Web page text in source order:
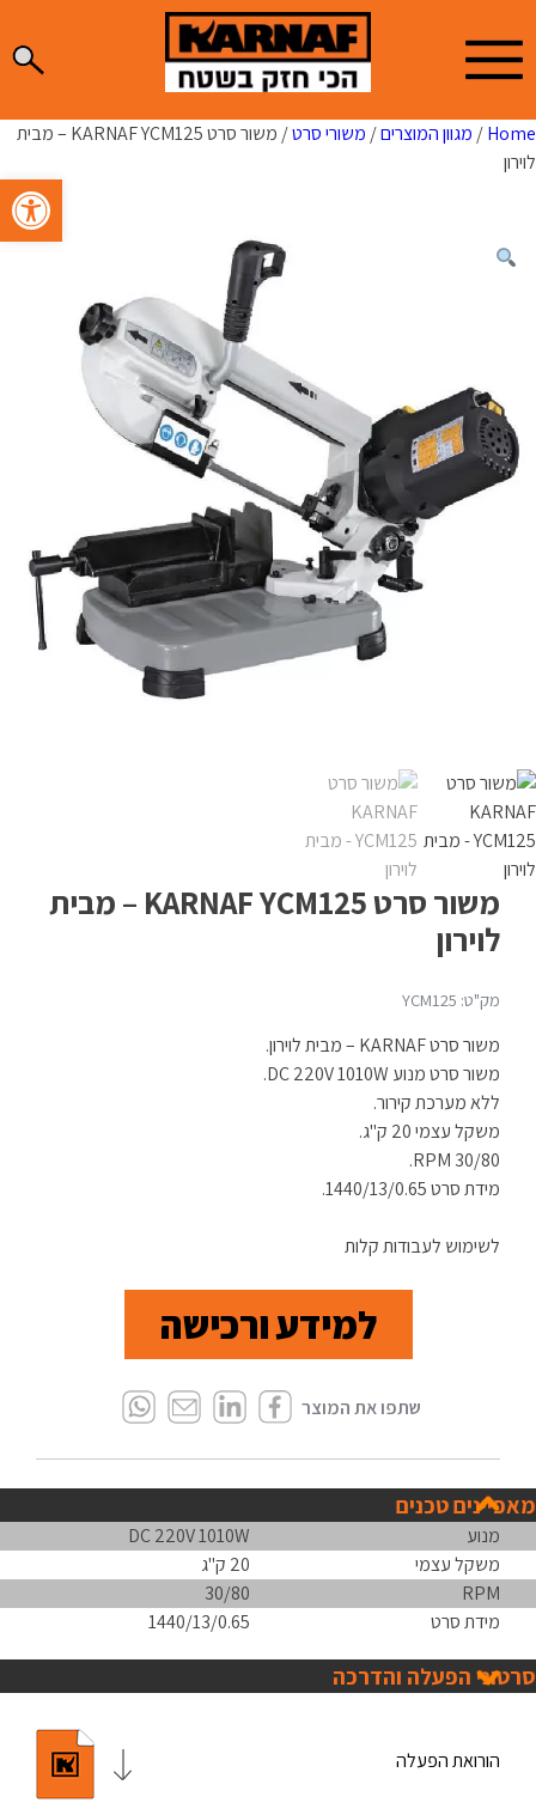
פתח
to
content
Home
/ מגוון המוצרים/ משורי סרט
/ משור סרט KARNAF YCM125 – מבית
לוירון
משור סרט KARNAF YCM125 – מבית
לוירון
מק"ט: YCM125
משור סרט KARNAF – מבית לוירון.
משור סרט מנוע DC 220V 1010W.
ללא מערכת קירור.
משקל עצמי 20 ק"ג.
RPM 30/80.
מידת סרט 1440/13/0.65.
לשימוש לעבודות קלות
למידע ורכישה
מאפיינים טכנים
מנוע
DC 220V 1010W
משקל עצמי
20 ק"ג
RPM
30/80
מידת סרט
1440/13/0.65
סרטוני הפעלה והדרכה
הורואת הפעלה